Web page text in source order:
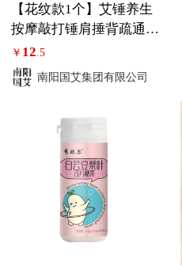
【花纹款1个】艾锤养生
按摩敲打锤肩捶背疏通经
络颈拍八虚敲背器
￥ 12.5
南阳国艾集团有限公司